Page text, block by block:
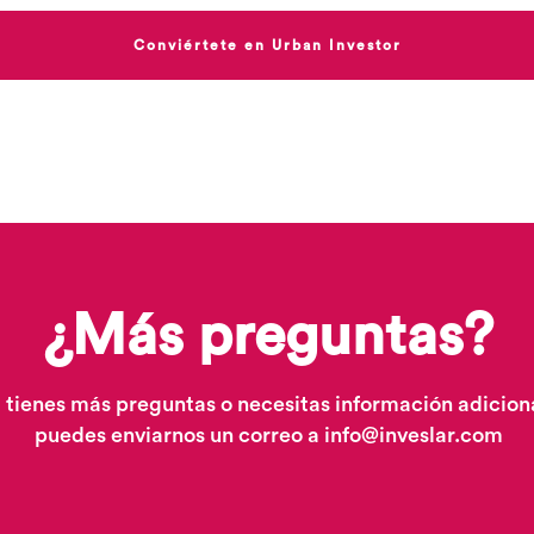
Conviértete en Urban Investor
¿Más preguntas?
tienes más preguntas o necesitas información
puedes enviarnos un correo a info@inveslar.com